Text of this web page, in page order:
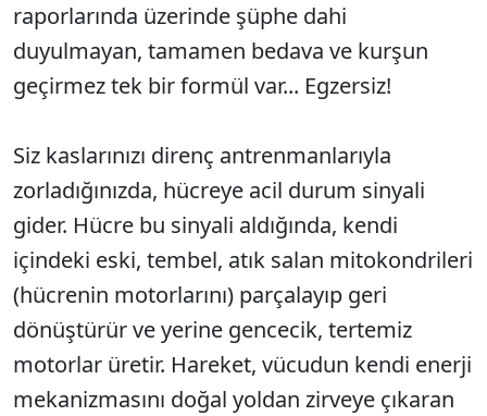
raporlarında üzerinde şüphe dahi
duyulmayan, tamamen bedava ve kurşun
geçirmez tek bir formül var... Egzersiz!
Siz kaslarınızı direnç antrenmanlarıyla
zorladığınızda, hücreye acil durum sinyali
gider. Hücre bu sinyali aldığında, kendi
içindeki eski, tembel, atık salan mitokondrileri
(hücrenin motorlarını) parçalayıp geri
dönüştürür ve yerine gencecik, tertemiz
motorlar üretir. Hareket, vücudun kendi enerji
mekanizmasını doğal yoldan zirveye çıkaran